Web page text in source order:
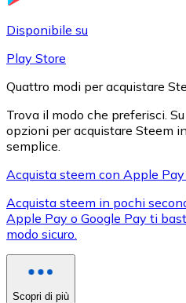
XRP
XRP
Vedi tutto
Disponibile su
Play Store
Quattro modi per acquistare
Trova il modo che preferisci.
opzioni per acquistare Steem
semplice.
Acquista steem con Apple
Acquista steem in pochi
Apple Pay o Google Pay ti
modo sicuro.
Scopri di più